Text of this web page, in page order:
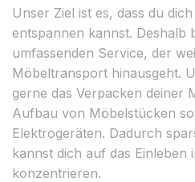
Unser Ziel ist es, dass du
entspannen kannst. Deshalb
umfassenden Service, der
Möbeltransport hinausgeht.
gerne das Verpacken deiner
Aufbau von Möbelstücken
Elektrogeräten. Dadurch
kannst dich auf das Einleben
konzentrieren.